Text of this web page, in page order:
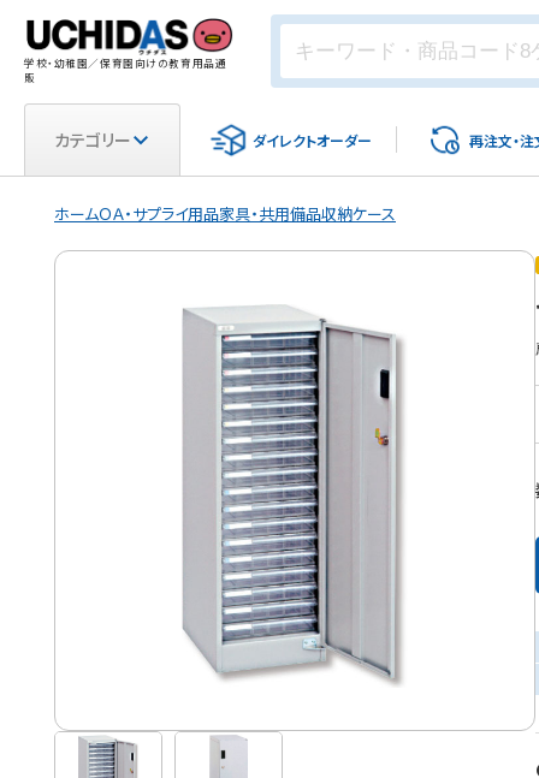
学校・幼稚園／保育園向けの教育用品通
販
カテゴリー ダイレクトオーダー 再注文・注
ホームＯＡ・サプライ用品家具・共用備品収納ケース